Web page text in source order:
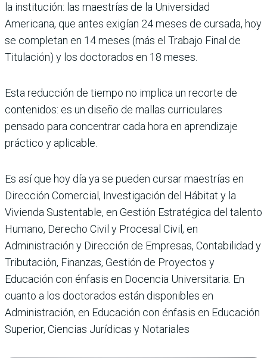
la institución: las maestrías de la Universidad
Americana, que antes exigían 24 meses de cursada, hoy
se completan en 14 meses (más el Trabajo Final de
Titulación) y los doctorados en 18 meses.
Esta reducción de tiempo no implica un recorte de
contenidos: es un diseño de mallas curriculares
pensado para concentrar cada hora en aprendizaje
práctico y aplicable.
Es así que hoy día ya se pueden cursar maestrías en
Dirección Comercial, Investigación del Hábitat y la
Vivienda Sustentable, en Gestión Estratégica del talento
Humano, Derecho Civil y Procesal Civil, en
Administración y Dirección de Empresas, Contabilidad y
Tributación, Finanzas, Gestión de Proyectos y
Educación con énfasis en Docencia Universitaria. En
cuanto a los doctorados están disponibles en
Administración, en Educación con énfasis en Educación
Superior, Ciencias Jurídicas y Notariales